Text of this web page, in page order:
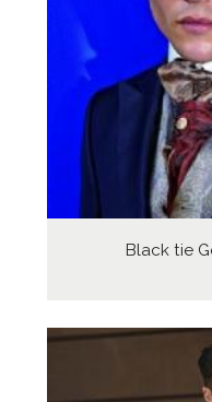
Black tie